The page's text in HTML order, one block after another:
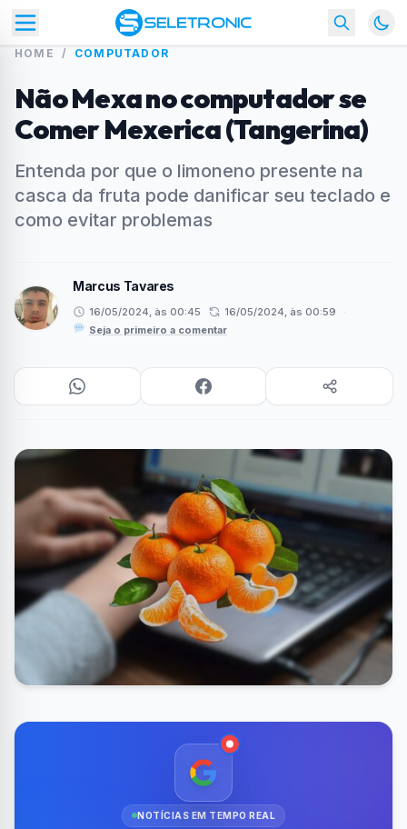
HOME / COMPUTADOR
Não Mexa no computador se
Comer Mexerica (Tangerina)
Entenda por que o limoneno presente na
casca da fruta pode danificar seu teclado e
como evitar problemas
Marcus Tavares
16/05/2024, às 00:45 16/05/2024, às 00:59
·
Seja o primeiro a comentar
NOTÍCIAS EM TEMPO REAL